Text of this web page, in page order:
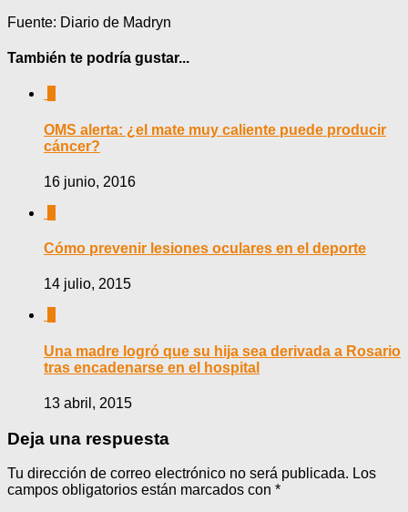
Fuente: Diario de Madryn
También te podría gustar...
OMS alerta: ¿el mate muy caliente puede producir
cáncer?
16 junio, 2016
Cómo prevenir lesiones oculares en el deporte
14 julio, 2015
Una madre logró que su hija sea derivada a Rosario
tras encadenarse en el hospital
13 abril, 2015
Deja una respuesta
Tu dirección de correo electrónico no será publicada. Los
campos obligatorios están marcados con *